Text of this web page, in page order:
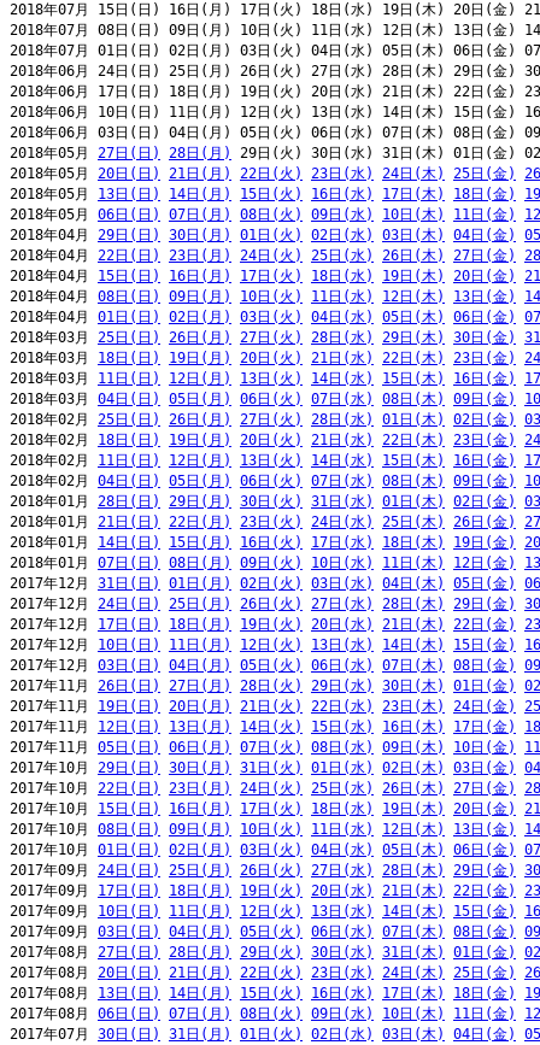
2018年07月 15日(日) 16日(月) 17日(火) 18日(水) 19日(木) 20日(金)
2018年07月 08日(日) 09日(月) 10日(火) 11日(水) 12日(木) 13日(金)
2018年07月 01日(日) 02日(月) 03日(火) 04日(水) 05日(木) 06日(金)
2018年06月 24日(日) 25日(月) 26日(火) 27日(水) 28日(木) 29日(金)
2018年06月 17日(日) 18日(月) 19日(火) 20日(水) 21日(木) 22日(金)
2018年06月 10日(日) 11日(月) 12日(火) 13日(水) 14日(木) 15日(金)
2018年06月 03日(日) 04日(月) 05日(火) 06日(水) 07日(木) 08日(金)
2018年05月 27日(日) 28日(月)
29日(火) 30日(水) 31日(木) 01日(金)
2018年05月 20日(日) 21日(月) 22日(火) 23日(水) 24日(木) 25日(金)
2018年05月 13日(日) 14日(月) 15日(火) 16日(水) 17日(木) 18日(金)
2018年05月 06日(日) 07日(月) 08日(火) 09日(水) 10日(木) 11日(金)
2018年04月 29日(日) 30日(月) 01日(火) 02日(水) 03日(木) 04日(金)
2018年04月 22日(日) 23日(月) 24日(火) 25日(水) 26日(木) 27日(金)
2018年04月 15日(日) 16日(月) 17日(火) 18日(水) 19日(木) 20日(金)
2018年04月 08日(日) 09日(月) 10日(火) 11日(水) 12日(木) 13日(金)
2018年04月 01日(日) 02日(月) 03日(火) 04日(水) 05日(木) 06日(金)
2018年03月 25日(日) 26日(月) 27日(火) 28日(水) 29日(木) 30日(金)
2018年03月 18日(日) 19日(月) 20日(火) 21日(水) 22日(木) 23日(金)
2018年03月 11日(日) 12日(月) 13日(火) 14日(水) 15日(木) 16日(金)
2018年03月 04日(日) 05日(月) 06日(火) 07日(水) 08日(木) 09日(金)
2018年02月 25日(日) 26日(月) 27日(火) 28日(水) 01日(木) 02日(金)
2018年02月 18日(日) 19日(月) 20日(火) 21日(水) 22日(木) 23日(金)
2018年02月 11日(日) 12日(月) 13日(火) 14日(水) 15日(木) 16日(金)
2018年02月 04日(日) 05日(月) 06日(火) 07日(水) 08日(木) 09日(金)
2018年01月 28日(日) 29日(月) 30日(火) 31日(水) 01日(木) 02日(金)
2018年01月 21日(日) 22日(月) 23日(火) 24日(水) 25日(木) 26日(金)
2018年01月 14日(日) 15日(月) 16日(火) 17日(水) 18日(木) 19日(金)
2018年01月 07日(日) 08日(月) 09日(火) 10日(水) 11日(木) 12日(金)
2017年12月 31日(日) 01日(月) 02日(火) 03日(水) 04日(木) 05日(金)
2017年12月 24日(日) 25日(月) 26日(火) 27日(水) 28日(木) 29日(金)
2017年12月 17日(日) 18日(月) 19日(火) 20日(水) 21日(木) 22日(金)
2017年12月 10日(日) 11日(月) 12日(火) 13日(水) 14日(木) 15日(金)
2017年12月 03日(日) 04日(月) 05日(火) 06日(水) 07日(木) 08日(金)
2017年11月 26日(日) 27日(月) 28日(火) 29日(水) 30日(木) 01日(金)
2017年11月 19日(日) 20日(月) 21日(火) 22日(水) 23日(木) 24日(金)
2017年11月 12日(日) 13日(月) 14日(火) 15日(水) 16日(木) 17日(金)
2017年11月 05日(日) 06日(月) 07日(火) 08日(水) 09日(木) 10日(金)
2017年10月 29日(日) 30日(月) 31日(火) 01日(水) 02日(木) 03日(金)
2017年10月 22日(日) 23日(月) 24日(火) 25日(水) 26日(木) 27日(金)
2017年10月 15日(日) 16日(月) 17日(火) 18日(水) 19日(木) 20日(金)
2017年10月 08日(日) 09日(月) 10日(火) 11日(水) 12日(木) 13日(金)
2017年10月 01日(日) 02日(月) 03日(火) 04日(水) 05日(木) 06日(金)
2017年09月 24日(日) 25日(月) 26日(火) 27日(水) 28日(木) 29日(金)
2017年09月 17日(日) 18日(月) 19日(火) 20日(水) 21日(木) 22日(金)
2017年09月 10日(日) 11日(月) 12日(火) 13日(水) 14日(木) 15日(金)
2017年09月 03日(日) 04日(月) 05日(火) 06日(水) 07日(木) 08日(金)
2017年08月 27日(日) 28日(月) 29日(火) 30日(水) 31日(木) 01日(金)
2017年08月 20日(日) 21日(月) 22日(火) 23日(水) 24日(木) 25日(金)
2017年08月 13日(日) 14日(月) 15日(火) 16日(水) 17日(木) 18日(金)
2017年08月 06日(日) 07日(月) 08日(火) 09日(水) 10日(木) 11日(金)
2017年07月 30日(日) 31日(月) 01日(火) 02日(水) 03日(木) 04日(金)